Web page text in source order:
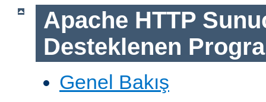
Apache HTTP
Desteklenen
Genel Bakış